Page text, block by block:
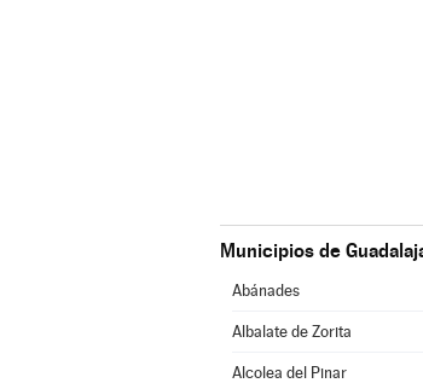
Municipios de
Abánades
Albalate de Zorita
Alcolea del Pinar